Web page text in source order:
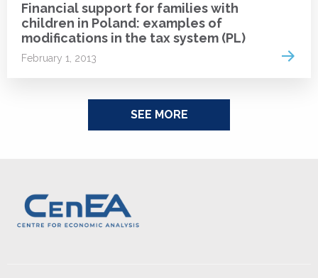
Financial support for families with
children in Poland: examples of
modifications in the tax system (PL)
February 1, 2013 Read
SEE MORE